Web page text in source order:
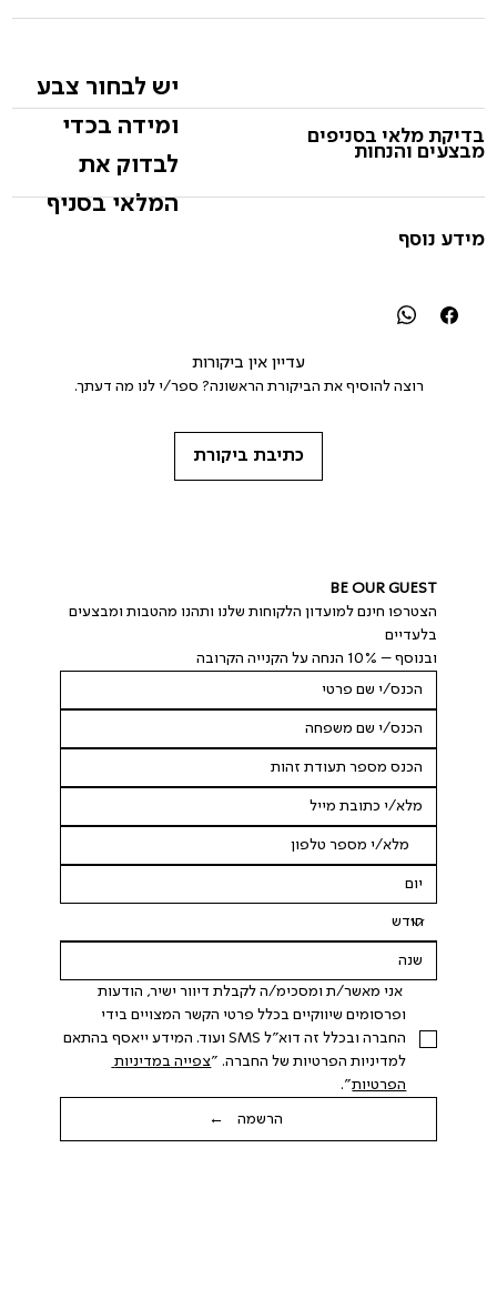
יש לבחור צבע
ומידה בכדי
לבדוק את
המלאי בסניף
בדיקת מלאי בסניפים
מבצעים והנחות
מידע נוסף
עדיין אין ביקורות
רוצה להוסיף את הביקורת הראשונה? ספר/י לנו מה דעתך.
כתיבת ביקורת
BE OUR GUEST
הצטרפו חינם למועדון הלקוחות שלנו ותהנו מהטבות ומבצעים
בלעדיים
ובנוסף – 10% הנחה על הקנייה הקרובה
אני מאשר/ת ומסכימ/ה לקבלת דיוור ישיר, הודעות
החברה ובכלל זה דוא"ל SMS ועוד. המידע ייאסף בהתאם
למדיניות הפרטיות של החברה. "
צפייה במדיניות
הפרטיות".
הרשמה ←